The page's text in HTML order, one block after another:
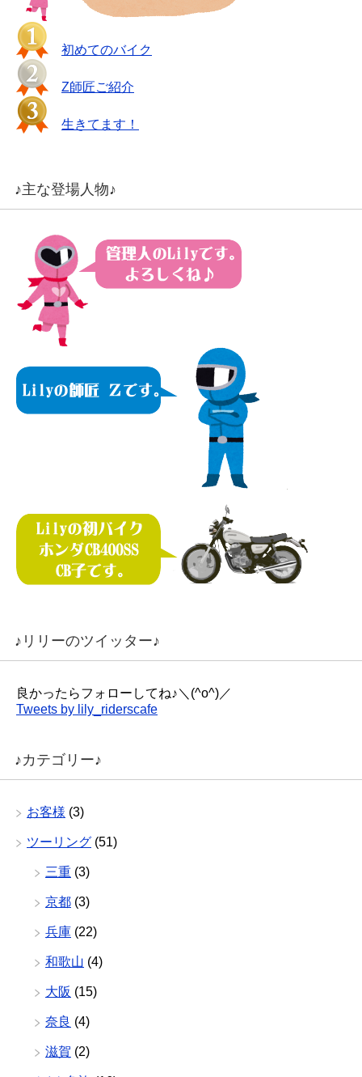
初めてのバイク
Z師匠ご紹介
生きてます！
♪主な登場人物♪
♪リリーのツイッター♪
良かったらフォローしてね♪＼(^o^)／
Tweets by lily_riderscafe
♪カテゴリー♪
お客様 (3)
ツーリング (51)
三重 (3)
京都 (3)
兵庫 (22)
和歌山 (4)
大阪 (15)
奈良 (4)
滋賀 (2)